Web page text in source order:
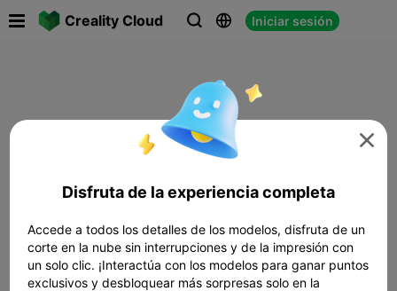
Creality Cloud   Iniciar sesión

Disfruta de la experiencia completa
Accede a todos los detalles de los modelos, disfruta de un
corte en la nube sin interrupciones y de la impresión con
un solo clic. ¡Interactúa con los modelos para ganar puntos
exclusivos y desbloquear más sorpresas solo en la